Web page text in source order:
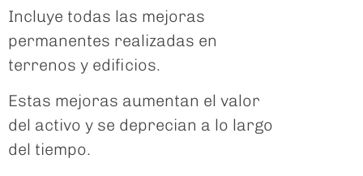
Incluye todas las mejoras
permanentes realizadas en
terrenos y edificios.
Estas mejoras aumentan el valor
del activo y se deprecian a lo largo
del tiempo.